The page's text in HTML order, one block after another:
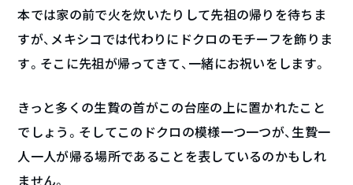
本では家の前で火を炊いたりして先祖の帰りを待ちま
すが、メキシコでは代わりにドクロのモチーフを飾りま
す。そこに先祖が帰ってきて、一緒にお祝いをします。
きっと多くの生贄の首がこの台座の上に置かれたこと
でしょう。そしてこのドクロの模様一つ一つが、生贄一
人一人が帰る場所であることを表しているのかもしれ
ません。